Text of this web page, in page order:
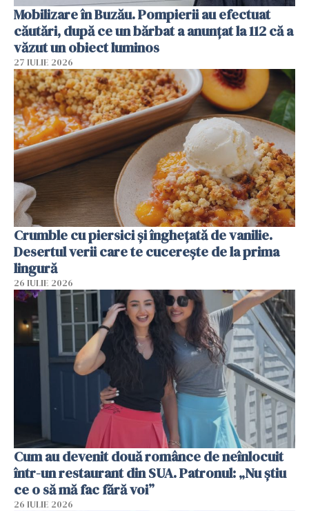
Mobilizare în Buzău. Pompierii au efectuat
căutări, după ce un bărbat a anunțat la 112 că a
văzut un obiect luminos
27 IULIE 2026
Crumble cu piersici și înghețată de vanilie.
Desertul verii care te cucerește de la prima
lingură
26 IULIE 2026
Cum au devenit două românce de neînlocuit
într-un restaurant din SUA. Patronul: „Nu știu
ce o să mă fac fără voi”
26 IULIE 2026